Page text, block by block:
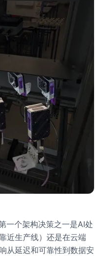
一个架构决策之一是AI处
近生产线）还是在云端
从延迟和可靠性到数据安